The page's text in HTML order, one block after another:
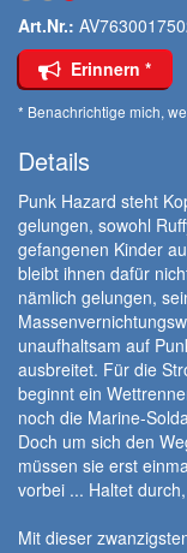
Art.Nr.:
Erinnern *
* Benachrichtige mich,
Details
Punk Hazard steht
gelungen, sowohl
gefangenen Kinder
bleibt ihnen dafür
nämlich gelungen,
unaufhaltsam auf
ausbreitet. Für die
beginnt ein
noch die Marine-
Doch um sich den
müssen sie erst
vorbei ... Haltet
Mit dieser